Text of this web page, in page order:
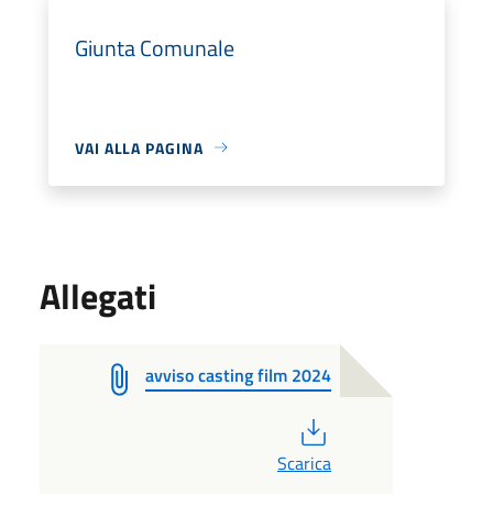
Giunta Comunale
VAI ALLA PAGINA
Allegati
avviso casting film 2024
Scarica